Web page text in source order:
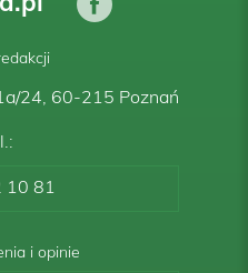
24, 60-215 Poznań
10 81
i opinie